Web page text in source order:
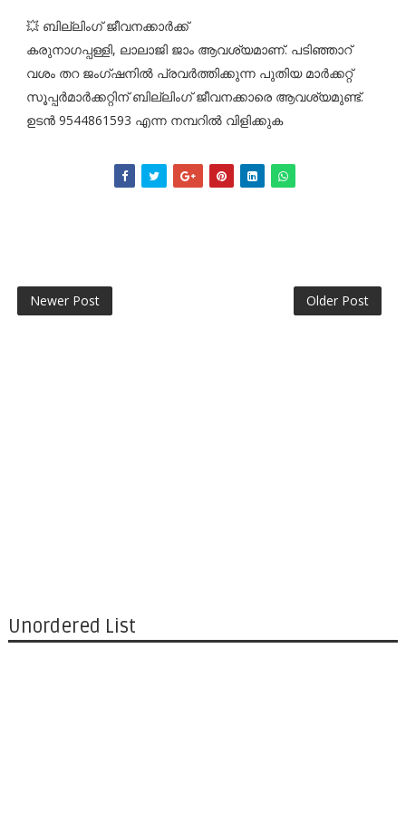
💥 ബില്ലിംഗ് ജീവനക്കാർക്ക്
കരുനാഗപ്പള്ളി, ലാലാജി ജാം ആവശ്യമാണ്. പടിഞ്ഞാറ്
വശം തറ ജംഗ്ഷനിൽ പ്രവർത്തിക്കുന്ന പുതിയ മാർക്കറ്റ്
സൂപ്പർമാർക്കറ്റിന് ബില്ലിംഗ് ജീവനക്കാരെ ആവശ്യമുണ്ട്.
ഉടൻ 9544861593 എന്ന നമ്പറിൽ വിളിക്കുക
Newer Post Older Post
Unordered List